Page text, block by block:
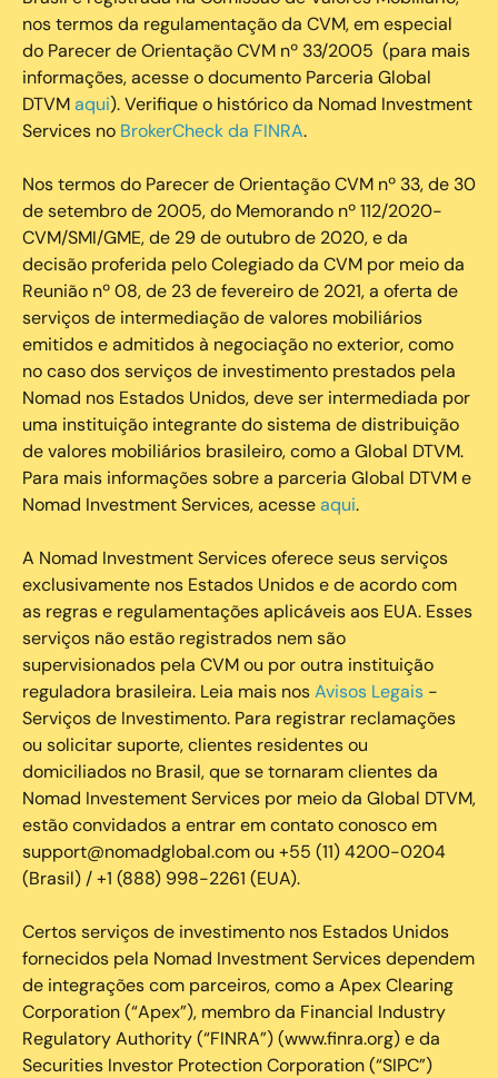
nos termos da regulamentação da CVM, em especial
do Parecer de Orientação CVM nº 33/2005 (para mais
informações, acesse o documento Parceria Global
DTVMaqui). Verifique o histórico da Nomad Investment
Services no BrokerCheck da FINRA.
Nos termos do Parecer de Orientação CVM nº 33, de 30
de setembro de 2005, do Memorando nº 112/2020-
CVM/SMI/GME, de 29 de outubro de 2020, e da
decisão proferida pelo Colegiado da CVM por meio da
Reunião nº 08, de 23 de fevereiro de 2021, a oferta de
serviços de intermediação de valores mobiliários
emitidos e admitidos à negociação no exterior, como
no caso dos serviços de investimento prestados pela
Nomad nos Estados Unidos, deve ser intermediada por
uma instituição integrante do sistema de distribuição
de valores mobiliários brasileiro, como a Global DTVM.
Para mais informações sobre a parceria Global DTVM e
Nomad Investment Services, acesseaqui.
A Nomad Investment Services oferece seus serviços
exclusivamente nos Estados Unidos e de acordo com
as regras e regulamentações aplicáveis aos EUA. Esses
serviços não estão registrados nem são
supervisionados pela CVM ou por outra instituição
reguladora brasileira. Leia mais nosAvisos Legais -
Serviços de Investimento. Para registrar reclamações
ou solicitar suporte, clientes residentes ou
domiciliados no Brasil, que se tornaram clientes da
Nomad Investement Services por meio da Global DTVM,
estão convidados a entrar em contato conosco em
support@nomadglobal.com ou +55 (11) 4200-0204
(Brasil) / +1 (888) 998-2261 (EUA).
Certos serviços de investimento nos Estados Unidos
fornecidos pela Nomad Investment Services dependem
de integrações com parceiros, como a Apex Clearing
Corporation (“Apex”), membro da Financial Industry
Regulatory Authority (“FINRA”) (www.finra.org) e da
Securities Investor Protection Corporation (“SIPC”)